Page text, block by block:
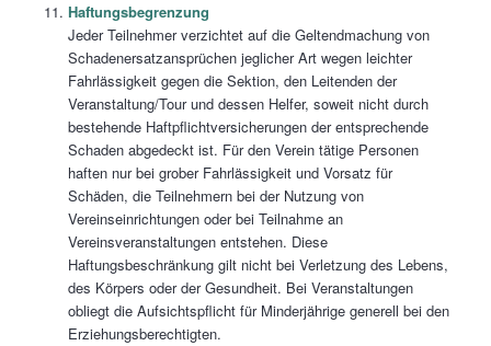
Haftungsbegrenzung
Jeder Teilnehmer verzichtet auf die Geltendmachung von
Schadenersatzansprüchen jeglicher Art wegen leichter
Fahrlässigkeit gegen die Sektion, den Leitenden der
Veranstaltung/Tour und dessen Helfer, soweit nicht durch
bestehende Haftpflichtversicherungen der entsprechende
Schaden abgedeckt ist. Für den Verein tätige Personen
haften nur bei grober Fahrlässigkeit und Vorsatz für
Schäden, die Teilnehmern bei der Nutzung von
Vereinseinrichtungen oder bei Teilnahme an
Vereinsveranstaltungen entstehen. Diese
Haftungsbeschränkung gilt nicht bei Verletzung des Lebens,
des Körpers oder der Gesundheit. Bei Veranstaltungen
obliegt die Aufsichtspflicht für Minderjährige generell bei den
Erziehungsberechtigten.